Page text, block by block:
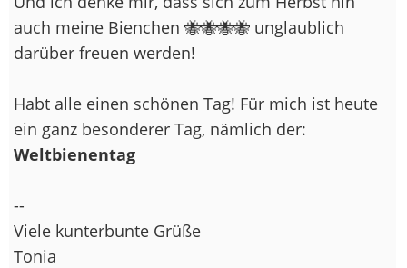
auch meine Bienchen 🐝🐝🐝🐝 unglaublich
darüber freuen werden!
Habt alle einen schönen Tag! Für mich ist heute
ein ganz besonderer Tag, nämlich der:
Weltbienentag
--
Viele kunterbunte Grüße
Tonia